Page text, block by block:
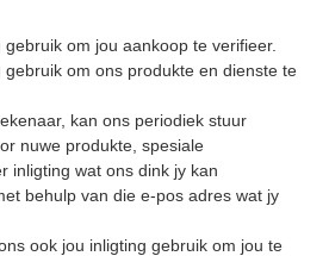
om jou aankoop te verifieer.
gebruik om ons produkte en dienste te
kan ons periodiek stuur
nuwe produkte, spesiale
inligting wat ons dink jy kan
behulp van die e-pos adres wat jy
ook jou inligting gebruik om jou te